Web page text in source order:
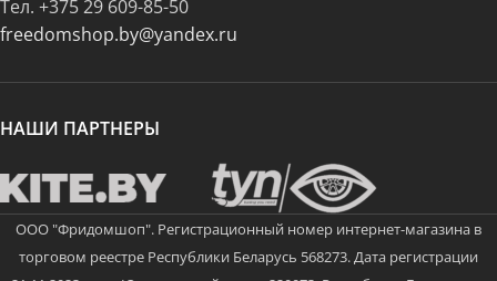
Тел. +375 29 609-85-50
freedomshop.by@yandex.ru
НАШИ ПАРТНЕРЫ
ООО "Фридомшоп". Регистрационный номер интернет-магазина в
торговом реестре Республики Беларусь 568273. Дата регистрации